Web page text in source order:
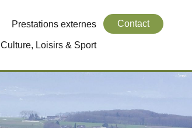
Prestations externes
Culture, Loisirs & Sport
Contact